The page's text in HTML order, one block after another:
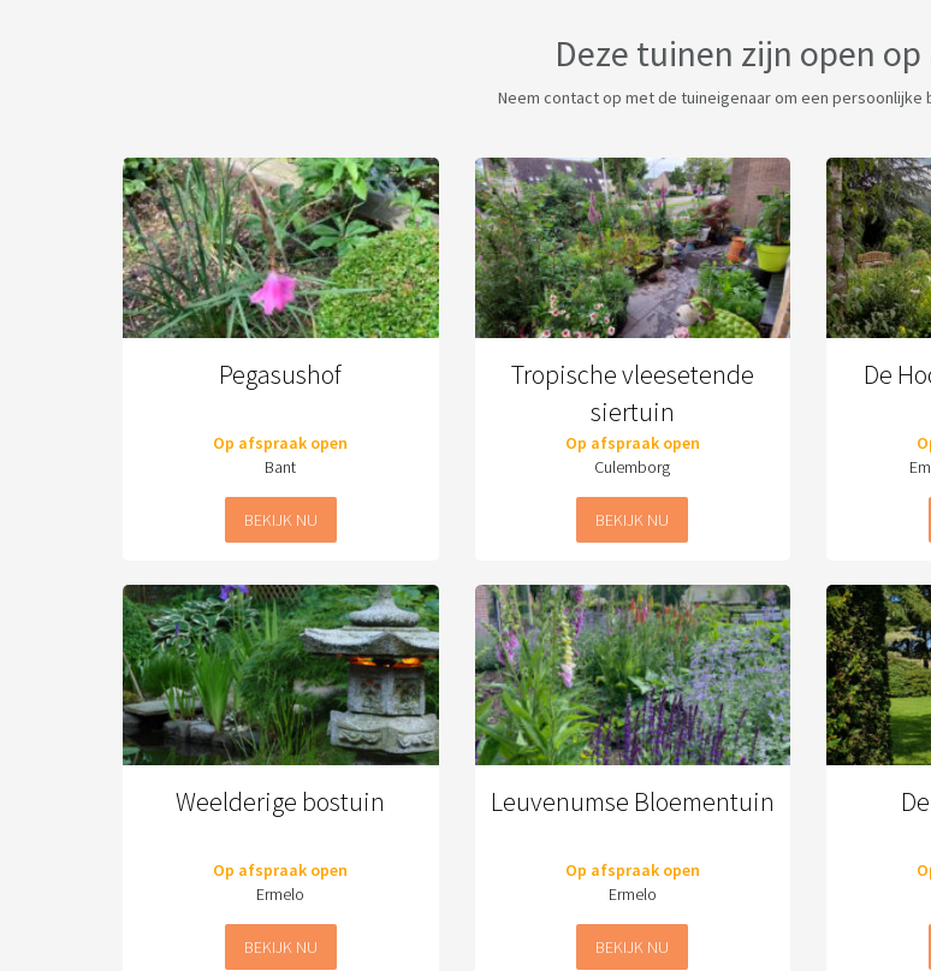
Deze tuinen zijn open
Neem contact op met de tuineigenaar om een persoonlijke
Pegasushof
Op afspraak open
Bant
BEKIJK NU
Tropische vleesetende
siertuin
Op afspraak open
Culemborg
BEKIJK NU
De
Weelderige bostuin
Op afspraak open
Ermelo
BEKIJK NU
Leuvenumse Bloementuin
Op afspraak open
Ermelo
BEKIJK NU